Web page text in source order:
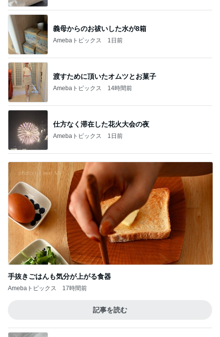
義母からのお祓いした水が8箱
Amebaトピックス 1日前
渡すために頂いたオムツとお菓子
Amebaトピックス 14時間前
仕方なく滞在した花火大会の夜
Amebaトピックス 1日前
手抜きごはんも気分が上がる食器
Amebaトピックス 17時間前
記事を読む